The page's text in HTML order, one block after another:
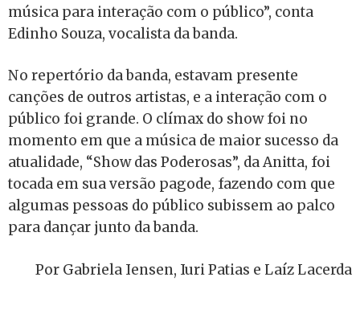
música para interação com o público”, conta
Edinho Souza, vocalista da banda.
No repertório da banda, estavam presente
canções de outros artistas, e a interação com o
público foi grande. O clímax do show foi no
momento em que a música de maior sucesso da
atualidade, “Show das Poderosas”, da Anitta, foi
tocada em sua versão pagode, fazendo com que
algumas pessoas do público subissem ao palco
para dançar junto da banda.
Por Gabriela Iensen, Iuri Patias e Laíz Lacerda